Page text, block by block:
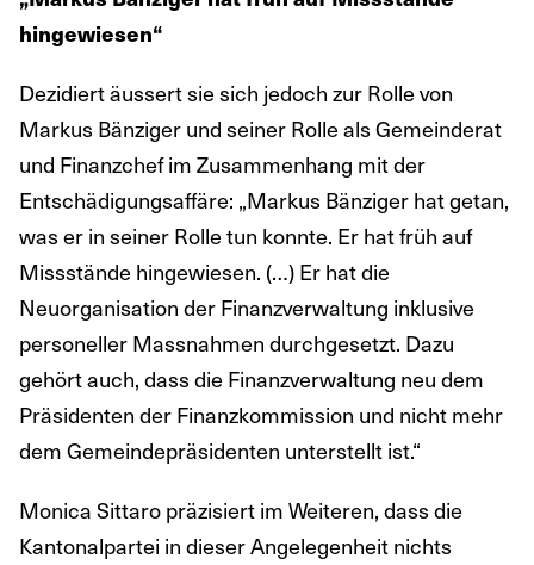
hingewiesen“
Dezidiert äussert sie sich jedoch zur Rolle von
Markus Bänziger und seiner Rolle als Gemeinderat
und Finanzchef im Zusammenhang mit der
Entschädigungsaffäre: „Markus Bänziger hat getan,
was er in seiner Rolle tun konnte. Er hat früh auf
Missstände hingewiesen. (…) Er hat die
Neuorganisation der Finanzverwaltung inklusive
personeller Massnahmen durchgesetzt. Dazu
gehört auch, dass die Finanzverwaltung neu dem
Präsidenten der Finanzkommission und nicht mehr
dem Gemeindepräsidenten unterstellt ist.“
Monica Sittaro präzisiert im Weiteren, dass die
Kantonalpartei in dieser Angelegenheit nichts